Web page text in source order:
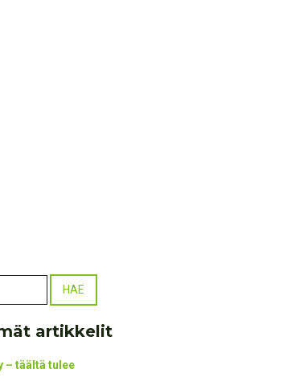
artikkelit
– täältä tulee